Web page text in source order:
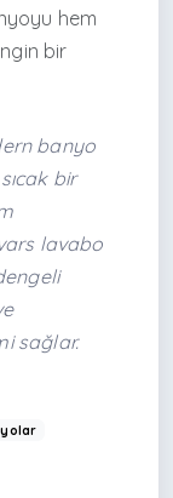
hem
bir
banyo
bir
lavabo
sağlar.